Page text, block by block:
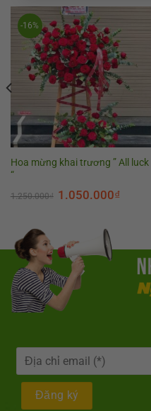
-16%
Hoa mừng khai trương ” All luck
“
1.250.000₫ 1.050.000₫